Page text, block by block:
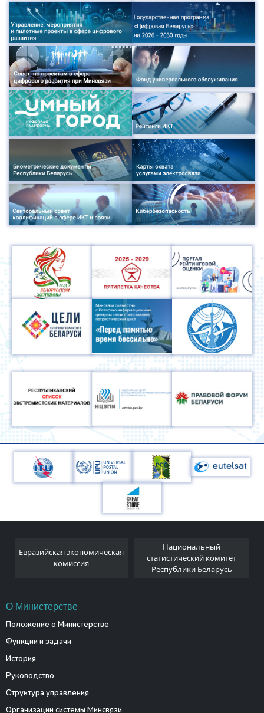
Евразийская экономическая
комиссия
Национальный
статистический комитет
Республики Беларусь
О Министерстве
Положение о Министерстве
Функции и задачи
История
Руководство
Структура управления
Организации системы Минсвязи